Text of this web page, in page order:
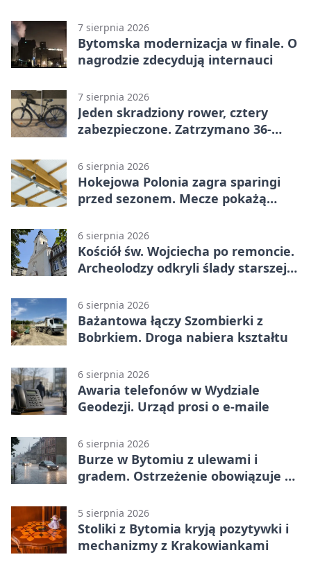
7 sierpnia 2026
Bytomska modernizacja w finale. O
nagrodzie zdecydują internauci
7 sierpnia 2026
Jeden skradziony rower, cztery
zabezpieczone. Zatrzymano 36-
6 sierpnia 2026
Hokejowa Polonia zagra sparingi
przed sezonem. Mecze pokażą
6 sierpnia 2026
Kościół św. Wojciecha po remoncie.
Archeolodzy odkryli ślady starszej
6 sierpnia 2026
Bażantowa łączy Szombierki z
Bobrkiem. Droga nabiera kształtu
6 sierpnia 2026
Awaria telefonów w Wydziale
Geodezji. Urząd prosi o e-maile
6 sierpnia 2026
Burze w Bytomiu z ulewami i
gradem. Ostrzeżenie obowiązuje do
5 sierpnia 2026
Stoliki z Bytomia kryją pozytywki i
mechanizmy z Krakowiankami